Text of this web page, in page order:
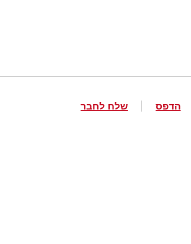
הדפס שלח לחבר